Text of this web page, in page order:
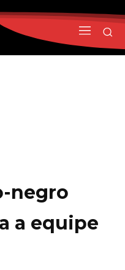
negro
a equipe